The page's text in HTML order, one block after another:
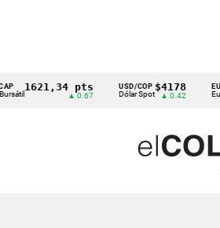
pts USD/COP
Dólar Spot
$4178
▲ 0.42
EUR/COP
Euro Spot